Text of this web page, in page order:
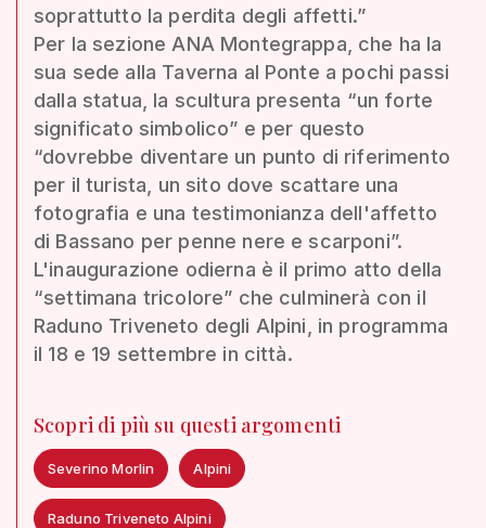
soprattutto la perdita degli affetti.”
Per la sezione ANA Montegrappa, che ha la
sua sede alla Taverna al Ponte a pochi passi
dalla statua, la scultura presenta “un forte
significato simbolico” e per questo
“dovrebbe diventare un punto di riferimento
per il turista, un sito dove scattare una
fotografia e una testimonianza dell'affetto
di Bassano per penne nere e scarponi”.
L'inaugurazione odierna è il primo atto della
“settimana tricolore” che culminerà con il
Raduno Triveneto degli Alpini, in programma
il 18 e 19 settembre in città.
Scopri di più su questi argomenti
Severino Morlin Alpini
Raduno Triveneto Alpini